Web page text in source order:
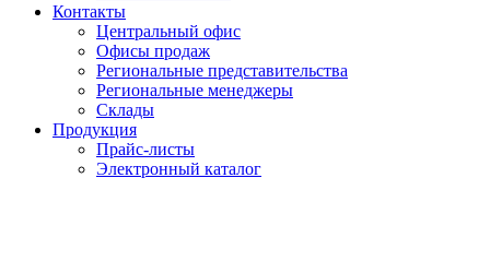
Контакты
Центральный офис
Офисы продаж
Региональные представительства
Региональные менеджеры
Склады
Продукция
Прайс-листы
Электронный каталог